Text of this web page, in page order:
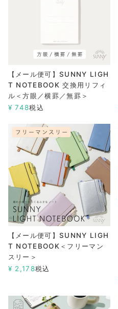
【メール便可】SUNNY LIGH
T NOTEBOOK 交換用リフィ
ル＜方眼／横罫／無罫＞
¥ 748税込
【メール便可】SUNNY LIGH
T NOTEBOOK＜フリーマン
スリー＞
¥ 2,178税込